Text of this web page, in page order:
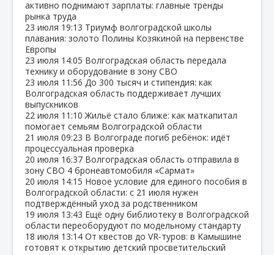
активно поднимают зарплаты: главные тренды
рынка труда
23 июля 19:13 Триумф волгоградской школы
плавания: золото Полины Козякиной на первенстве
Европы
23 июля 14:05 Волгоградская область передала
технику и оборудование в зону СВО
23 июля 11:56 До 300 тысяч и стипендия: как
Волгоградская область поддерживает лучших
выпускников
22 июля 11:10 Жильё стало ближе: как маткапитал
помогает семьям Волгоградской области
21 июля 09:23 В Волгограде погиб ребёнок: идёт
процессуальная проверка
20 июля 16:37 Волгоградская область отправила в
зону СВО 4 бронеавтомобиля «Сармат»
20 июля 14:15 Новое условие для единого пособия в
Волгоградской области: с 21 июля нужен
подтверждённый уход за родственником
19 июля 13:43 Ещё одну библиотеку в Волгоградской
области переоборудуют по модельному стандарту
18 июля 13:14 От квестов до VR‑туров: в Камышине
готовят к открытию детский просветительский